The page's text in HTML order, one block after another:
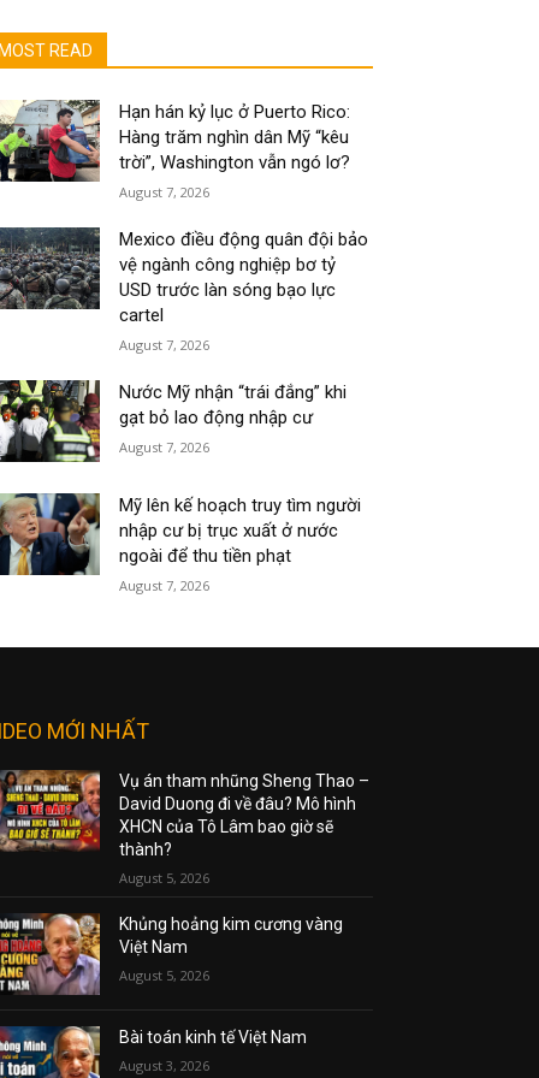
MOST READ
Hạn hán kỷ lục ở Puerto Rico:
Hàng trăm nghìn dân Mỹ “kêu
trời”, Washington vẫn ngó lơ?
August 7, 2026
Mexico điều động quân đội bảo
vệ ngành công nghiệp bơ tỷ
USD trước làn sóng bạo lực
cartel
August 7, 2026
Nước Mỹ nhận “trái đắng” khi
gạt bỏ lao động nhập cư
August 7, 2026
Mỹ lên kế hoạch truy tìm người
nhập cư bị trục xuất ở nước
ngoài để thu tiền phạt
August 7, 2026
MỚI NHẤT
Vụ án tham nhũng Sheng Thao –
David Duong đi về đâu? Mô hình
XHCN của Tô Lâm bao giờ sẽ
thành?
August 5, 2026
Khủng hoảng kim cương vàng
Việt Nam
August 5, 2026
Bài toán kinh tế Việt Nam
August 3, 2026